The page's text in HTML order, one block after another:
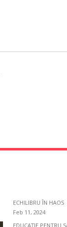
ECHILIBRU ÎN HAOS
Feb 11, 2024
EDUCAȚIE PENTRU